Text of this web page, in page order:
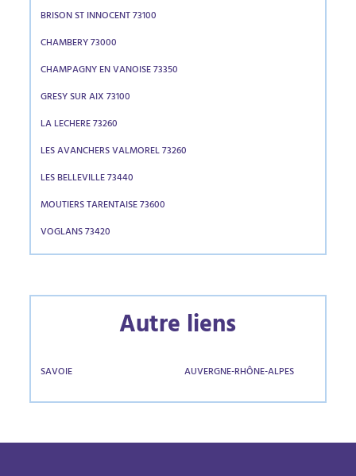
BRISON ST INNOCENT 73100
CHAMBERY 73000
CHAMPAGNY EN VANOISE 73350
GRESY SUR AIX 73100
LA LECHERE 73260
LES AVANCHERS VALMOREL 73260
LES BELLEVILLE 73440
MOUTIERS TARENTAISE 73600
VOGLANS 73420
Autre liens
SAVOIE AUVERGNE-RHÔNE-ALPES